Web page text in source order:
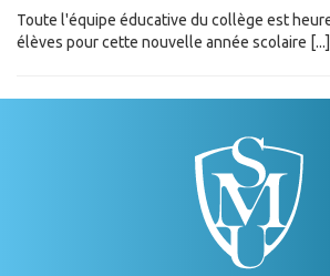
Toute l'équipe éducative du collège est
élèves pour cette nouvelle année scolaire [...]